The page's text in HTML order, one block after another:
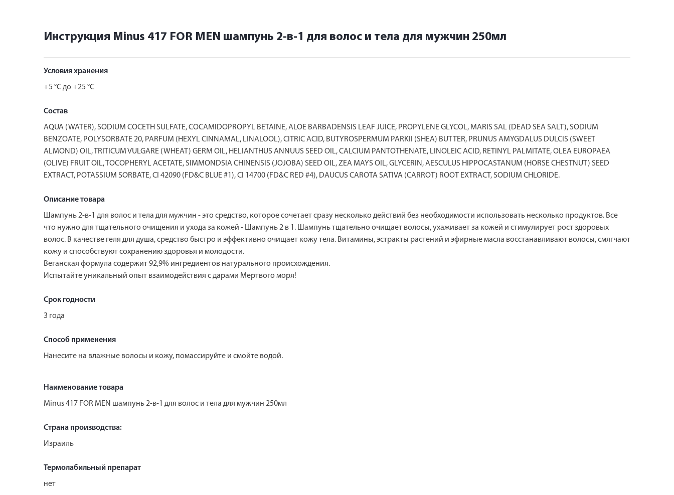
Инструкция Minus 417 FOR MEN шампунь 2-в-1 для волос и тела для мужчин 250мл
Условия хранения
+5 °C до +25 °C
Состав
AQUA (WATER), SODIUM COCETH SULFATE, COCAMIDOPROPYL BETAINE, ALOE BARBADENSIS LEAF JUICE, PROPYLENE GLYCOL, MARIS SAL (DEAD SEA SALT), SODIUM
BENZOATE, POLYSORBATE 20, PARFUM (HEXYL CINNAMAL, LINALOOL), CITRIC ACID, BUTYROSPERMUM PARKII (SHEA) BUTTER, PRUNUS AMYGDALUS DULCIS (SWEET
ALMOND) OIL, TRITICUM VULGARE (WHEAT) GERM OIL, HELIANTHUS ANNUUS SEED OIL, CALCIUM PANTOTHENATE, LINOLEIC ACID, RETINYL PALMITATE, OLEA EUROPAEA
(OLIVE) FRUIT OIL, TOCOPHERYL ACETATE, SIMMONDSIA CHINENSIS (JOJOBA) SEED OIL, ZEA MAYS OIL, GLYCERIN, AESCULUS HIPPOCASTANUM (HORSE CHESTNUT) SEED
EXTRACT, POTASSIUM SORBATE, CI 42090 (FD&C BLUE #1), CI 14700 (FD&C RED #4), DAUCUS CAROTA SATIVA (CARROT) ROOT EXTRACT, SODIUM CHLORIDE.
Описание товара
Шампунь 2-в-1 для волос и тела для мужчин - это средство, которое сочетает сразу несколько действий без необходимости использовать несколько продуктов. Все
что нужно для тщательного очищения и ухода за кожей - Шампунь 2 в 1. Шампунь тщательно очищает волосы, ухаживает за кожей и стимулирует рост здоровых
волос. В качестве геля для душа, средство быстро и эффективно очищает кожу тела. Витамины, эстракты растений и эфирные масла восстанавливают волосы, смягчают
кожу и способствуют сохранению здоровья и молодости.
Веганская формула содержит 92,9% ингредиентов натурального происхождения.
Испытайте уникальный опыт взаимодействия с дарами Мертвого моря!
Срок годности
3 года
Способ применения
Нанесите на влажные волосы и кожу, помассируйте и смойте водой.
Наименование товара
Minus 417 FOR MEN шампунь 2-в-1 для волос и тела для мужчин 250мл
Страна производства:
Израиль
Термолабильный препарат
нет